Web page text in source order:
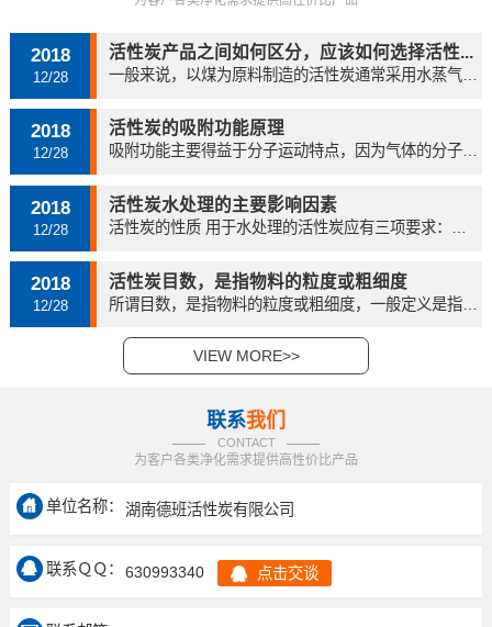
2018
12/28
活性炭产品之间如何区分，应该如何选择活性...
一般来说，以煤为原料制造的活性炭通常采用水蒸气或...
2018
12/28
活性炭的吸附功能原理
吸附功能主要得益于分子运动特点，因为气体的分子始...
2018
12/28
活性炭水处理的主要影响因素
2018
12/28
活性炭目数，是指物料的粒度或粗细度
所谓目数，是指物料的粒度或粗细度，一般定义是指在...
VIEW MORE>>
联系我们
CONTACT
为客户各类净化需求提供高性价比产品
单位名称： 湖南德班活性炭有限公司
联系ＱＱ： 630993340 点击交谈